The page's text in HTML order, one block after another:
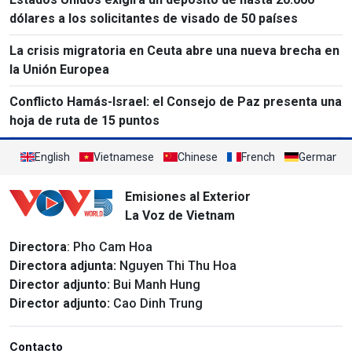
dólares a los solicitantes de visado de 50 países
La crisis migratoria en Ceuta abre una nueva brecha en
la Unión Europea
Conflicto Hamás-Israel: el Consejo de Paz presenta una
hoja de ruta de 15 puntos
English Vietnamese Chinese French German
Emisiones al Exterior
La Voz de Vietnam
Directora: Pho Cam Hoa
Directora adjunta: Nguyen Thi Thu Hoa
Director adjunto: Bui Manh Hung
Director adjunto: Cao Dinh Trung
Contacto